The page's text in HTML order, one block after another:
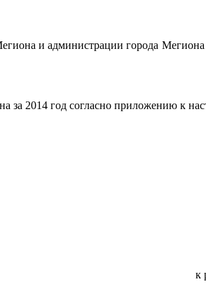
и администрации города
за 2014 год согласно приложению к
к